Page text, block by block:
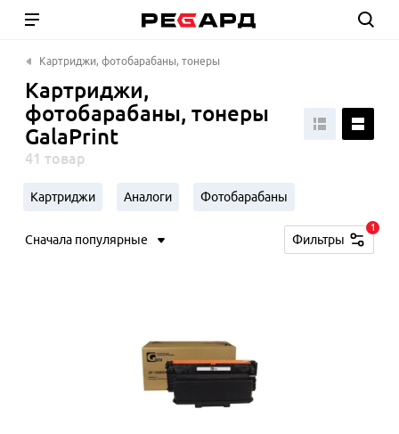
Картриджи, фотобарабаны, тонеры
Картриджи,
фотобарабаны, тонеры
GalaPrint
41 товар
Картриджи Аналоги Фотобарабаны
Сначала популярные Фильтры
1